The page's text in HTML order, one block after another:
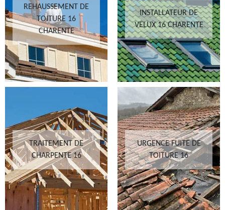
REHAUSSEMENT DE
TOITURE 16
CHARENTE
INSTALLATEUR DE
VELUX 16 CHARENTE
TRAITEMENT DE
CHARPENTE 16
URGENCE FUITE DE
TOITURE 16